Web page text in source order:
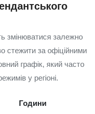
змінюватися залежно
стежити за офіційними
графік, який часто
у регіоні.
Години